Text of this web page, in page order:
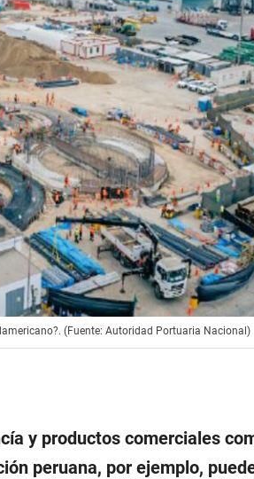
(Fuente: Autoridad Portuaria Nacional)
y productos comerciales
peruana, por ejemplo,